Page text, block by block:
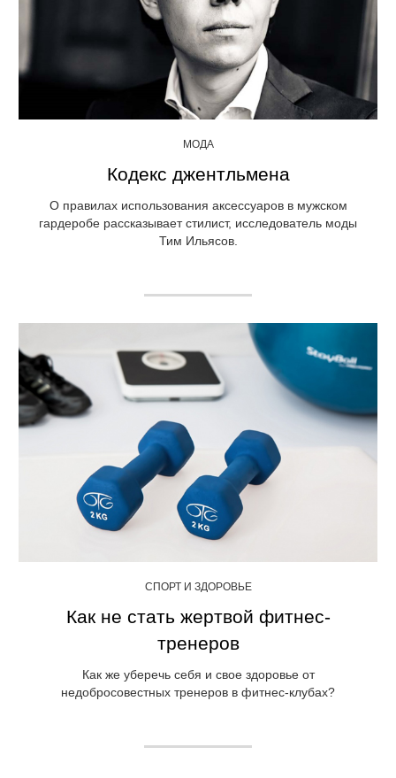
МОДА
Кодекс джентльмена
О правилах использования аксессуаров в мужском
гардеробе рассказывает стилист, исследователь моды
Тим Ильясов.
СПОРТ И ЗДОРОВЬЕ
Как не стать жертвой фитнес-
тренеров
Как же уберечь себя и свое здоровье от
недобросовестных тренеров в фитнес-клубах?